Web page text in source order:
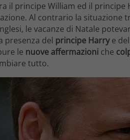
il principe William ed il
Al contrario la situazione
le vacanze di Natale
presenza del principe Harrye
le nuove affermazioni che
tutto.